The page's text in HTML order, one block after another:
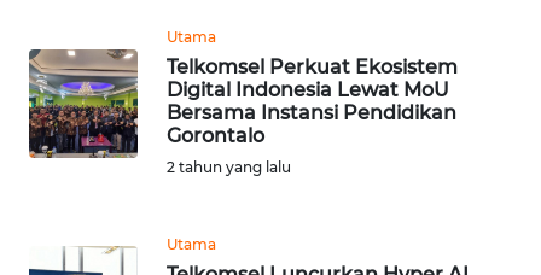
Utama
Telkomsel Perkuat Ekosistem
Digital Indonesia Lewat MoU
Bersama Instansi Pendidikan
Gorontalo
2 tahun yang lalu
Utama
BANTEN
WN
NTT